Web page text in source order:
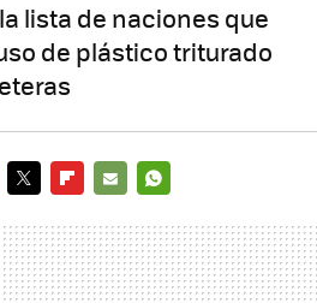
lista de naciones que
de plástico triturado
MAIL